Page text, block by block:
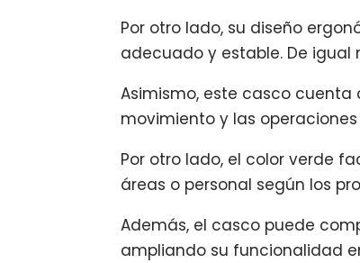
Por otro lado, su diseño
adecuado y estable. De
Asimismo, este casco
movimiento y las
Por otro lado, el color verde
áreas o personal según los
Además, el casco puede
ampliando su funcionalidad